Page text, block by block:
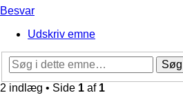
Besvar
Udskriv emne
Søg
2 indlæg • Side 1 af 1